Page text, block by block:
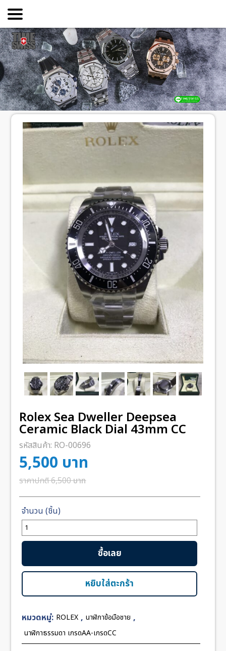
Rolex Sea Dweller Deepsea
Ceramic Black Dial 43mm CC
รหัสสินค้า: RO-00696
6,500บาท
5,500 บาท
จำนวน
Rolex
Sea
Deepsea
Black
43mm
CC
ชิ้น
หยิบใส่ตะกร้า
ซื้อเลย
หมวดหมู่: ROLEX , นาฬิกาข้อมือชาย ,
นาฬิกาธรรมดา เกรดAA-เกรดCC